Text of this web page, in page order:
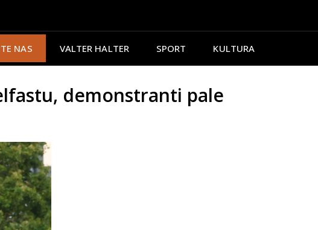
NAS VALTER HALTER SPORT KULTURA
demonstranti pale